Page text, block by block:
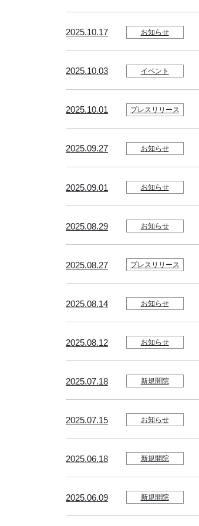
2025.10.17 お知らせ
2025.10.03 イベント
2025.10.01 プレスリリース
2025.09.27 お知らせ
2025.09.01 お知らせ
2025.08.29 お知らせ
2025.08.27 プレスリリース
2025.08.14 お知らせ
2025.08.12 お知らせ
2025.07.18 新規開院
2025.07.15 お知らせ
2025.06.18 新規開院
2025.06.09 新規開院